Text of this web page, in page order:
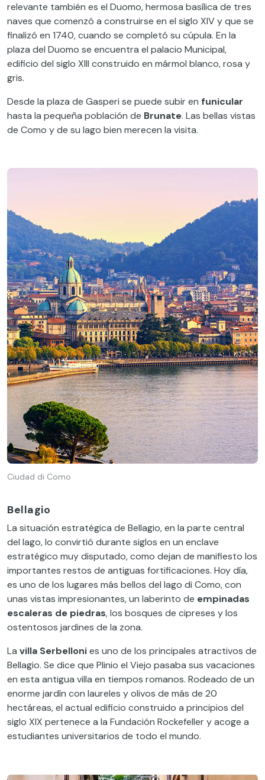
relevante también es el Duomo, hermosa basílica de tres
naves que comenzó a construirse en el siglo XIV y que se
finalizó en 1740, cuando se completó su cúpula. En la
plaza del Duomo se encuentra el palacio Municipal,
edificio del siglo XIII construido en mármol blanco, rosa y
gris.
Desde la plaza de Gasperi se puede subir en funicular
hasta la pequeña población de Brunate. Las bellas vistas
de Como y de su lago bien merecen la visita.
Ciudad di Como
Bellagio
La situación estratégica de Bellagio, en la parte central
del lago, lo convirtió durante siglos en un enclave
estratégico muy disputado, como dejan de manifiesto los
importantes restos de antiguas fortificaciones. Hoy día,
es uno de los lugares más bellos del lago di Como, con
unas vistas impresionantes, un laberinto de empinadas
escaleras de piedras, los bosques de cipreses y los
ostentosos jardines de la zona.
La villa Serbellonies uno de los principales atractivos de
Bellagio. Se dice que Plinio el Viejo pasaba sus vacaciones
en esta antigua villa en tiempos romanos. Rodeado de un
enorme jardín con laureles y olivos de más de 20
hectáreas, el actual edificio construido a principios del
siglo XIX pertenece a la Fundación Rockefeller y acoge a
estudiantes universitarios de todo el mundo.